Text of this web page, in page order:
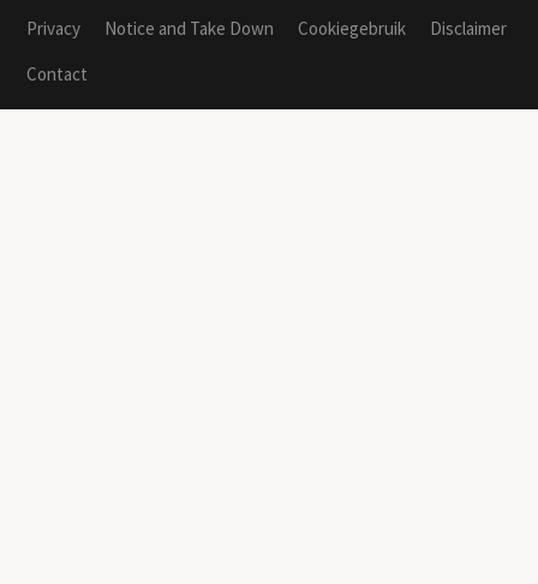
Privacy
Notice and Take Down Cookiegebruik
Disclaimer
Contact